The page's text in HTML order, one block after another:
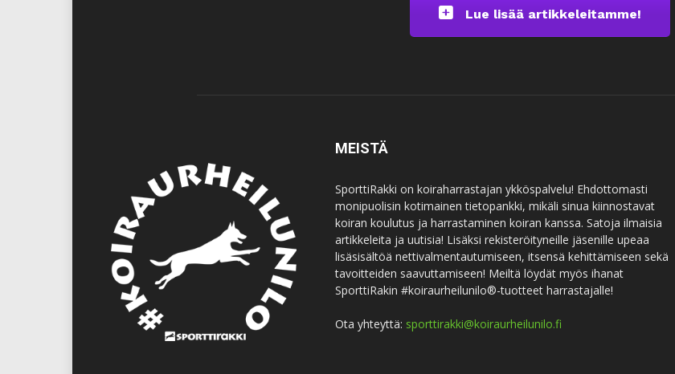
Lue lisää artikkeleitamme!
MEISTÄ
SporttiRakki on koiraharrastajan ykköspalvelu! Ehdottomasti
monipuolisin kotimainen tietopankki, mikäli sinua kiinnostavat
koiran koulutus ja harrastaminen koiran kanssa. Satoja ilmaisia
artikkeleita ja uutisia! Lisäksi rekisteröityneille jäsenille upeaa
lisäsisältöä nettivalmentautumiseen, itsensä kehittämiseen sekä
tavoitteiden saavuttamiseen! Meiltä löydät myös ihanat
SporttiRakin #koiraurheilunilo®-tuotteet harrastajalle!
Ota yhteyttä: sporttirakki@koiraurheilunilo.fi